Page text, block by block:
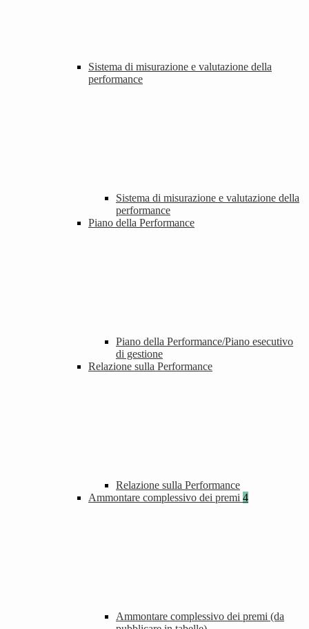
Sistema di misurazione e valutazione della
performance
Sistema di misurazione e valutazione della
performance
Piano della Performance
Piano della Performance/Piano esecutivo
di gestione
Relazione sulla Performance
Relazione sulla Performance
Ammontare complessivo dei premi 4
Ammontare complessivo dei premi (da